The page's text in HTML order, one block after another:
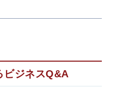
ビジネスQ&A